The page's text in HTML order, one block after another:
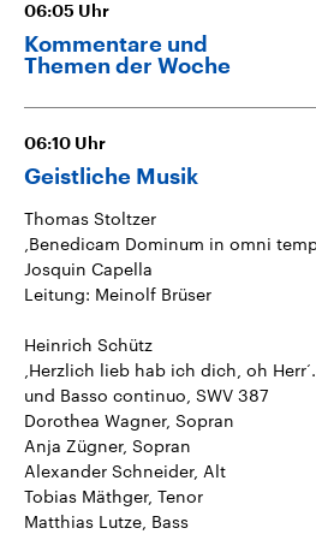
06:05 Uhr
Kommentare und
Themen der Woche
06:10 Uhr
Geistliche Musik
Thomas Stoltzer
‚Benedicam Dominum in omni
Josquin Capella
Leitung: Meinolf Brüser
Heinrich Schütz
‚Herzlich lieb hab ich dich, oh
und Basso continuo, SWV 387
Dorothea Wagner, Sopran
Anja Zügner, Sopran
Alexander Schneider, Alt
Tobias Mäthger, Tenor
Matthias Lutze, Bass